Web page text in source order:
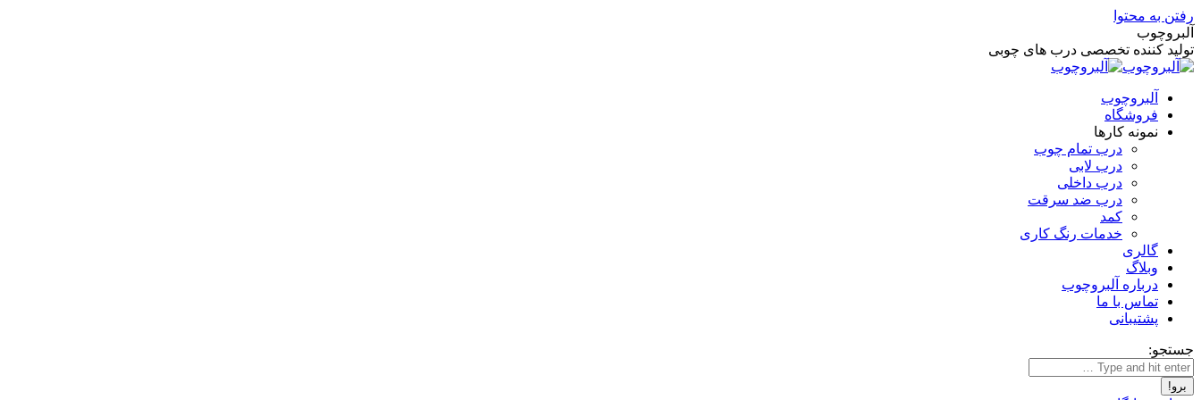
رفتن به محتوا
آلبروچوب
تولید کننده تخصصی درب های چوبی
آلبروچوب
فروشگاه
نمونه کارها
درب تمام چوب
درب لابی
درب داخلی
درب ضد سرقت
کمد
خدمات رنگ کاری
گالری
وبلاگ
درباره آلبروچوب
تماس با ما
پشتیبانی
جستجو: